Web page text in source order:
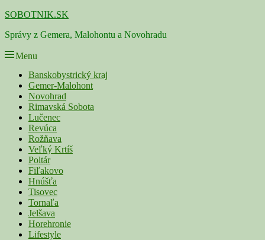
Skip
content
SOBOTNIK.SK
Správy z Gemera, Malohontu a Novohradu
Menu
Primárne
menu
Banskobystrický kraj
Gemer-Malohont
Novohrad
Rimavská Sobota
Lučenec
Revúca
Rožňava
Veľký Krtíš
Poltár
Fiľakovo
Hnúšťa
Tisovec
Tornaľa
Jelšava
Horehronie
Lifestyle